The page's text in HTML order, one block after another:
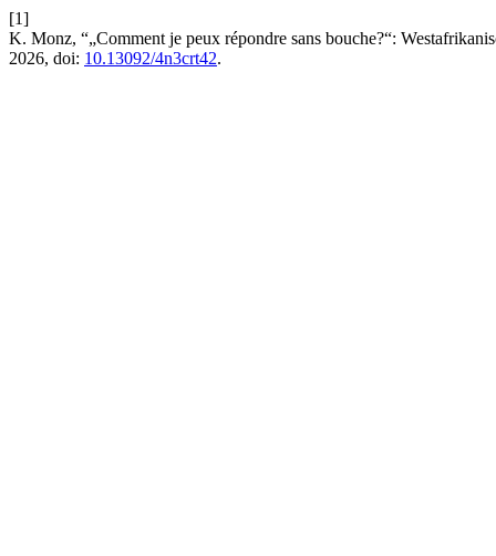
[1]
K. Monz, “„Comment je peux répondre sans bouche?“:
2026, doi: 10.13092/4n3crt42.